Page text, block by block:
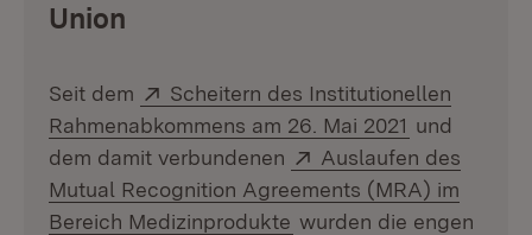
Union
Seit dem Extern:
Scheitern des Institutionellen
Rahmenabkommens am 26. Mai 2021 (Öffnet in
und
dem damit verbundenen
Extern:
Auslaufen des
Mutual Recognition Agreements (MRA) im
Bereich Medizinprodukte (Öffnet in neuem
wurden die engen